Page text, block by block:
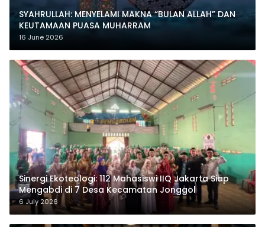
SYAHRULLAH: MENYELAMI MAKNA “BULAN ALLAH” DAN
KEUTAMAAN PUASA MUHARRAM
16 June 2026
‎Sinergi Ekoteologi: 112 Mahasiswi IIQ Jakarta Siap
Mengabdi di 7 Desa Kecamatan Jonggol
6 July 2026